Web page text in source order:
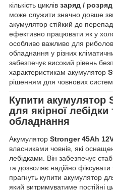
кількість циклів заряд / розряд
може служити значно довше
акумулятор стійкий до
ефективно працювати як у
особливо важливо для
обладнання у різних
забезпечує високий рівень
характеристикам акумулятор
рішенням для човнових систем
Купити акумулятор
для якірної
обладнання
Акумулятор Stronger 45Ah
власниками човнів, які
лебідками. Він забезпечує
та дозволяє надійно
прагнуть купити акумулятор
який витримуватиме постійні